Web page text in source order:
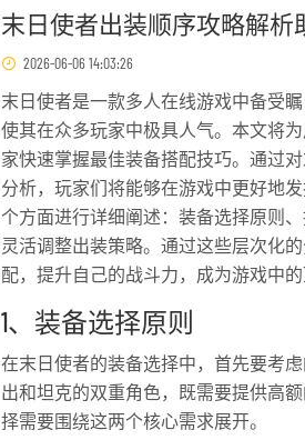
末日使者出装顺序攻略解
2026-06-06 14:03:26
末日使者是一款多人在线游戏中备受
使其在众多玩家中极具人气。本文将
家快速掌握最佳装备搭配技巧。通过
分析，玩家们将能够在游戏中更好地
个方面进行详细阐述：装备选择原则
灵活调整出装策略。通过这些层次化
配，提升自己的战斗力，成为游戏中的
1、装备选择原则
在末日使者的装备选择中，首先要考
出和坦克的双重角色，既需要提供高
择需要围绕这两个核心需求展开。